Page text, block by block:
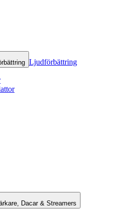
Ljudförbättring
Dacar & Streamers